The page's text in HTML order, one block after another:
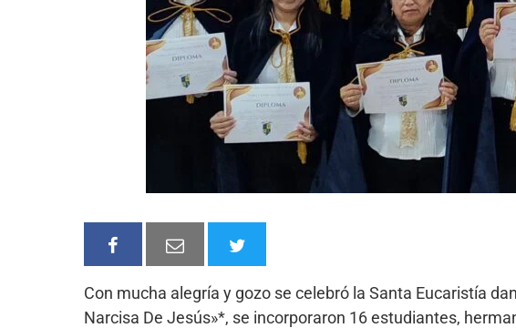
Con mucha alegría y gozo se celebró la Santa Eucaristía
Narcisa De Jesús»*, se incorporaron 16 estudiantes,